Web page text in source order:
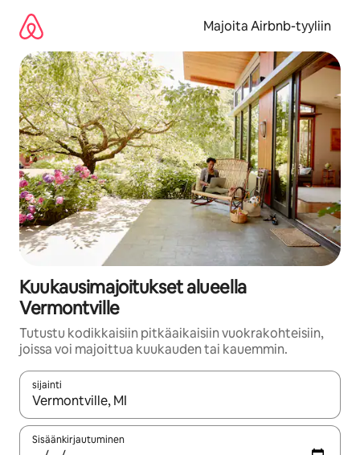
sisältö
väliin
Majoita Airbnb-tyyliin
Kuukausimajoitukset alueella
Vermontville
Tutustu kodikkaisiin pitkäaikaisiin vuokrakohteisiin,
joissa voi majoittua kuukauden tai kauemmin.
sijainti
Kun tulokset ovat saatavilla, navigoi ylös- ja alas-
Sisäänkirjautuminen